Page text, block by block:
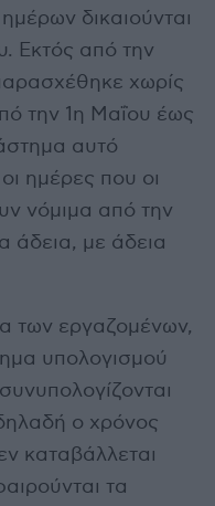
δικαιούνται
Εκτός από την
χωρίς
την 1η Μαΐου έως
αυτό
ημέρες που οι
νόμιμα από την
άδεια, με άδεια
των εργαζομένων,
υπολογισμού
ο χρόνος
καταβάλλεται
τα